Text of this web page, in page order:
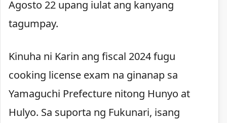
Agosto 22 upang iulat ang kanyang
tagumpay.
Kinuha ni Karin ang fiscal 2024 fugu
cooking license exam na ginanap sa
Yamaguchi Prefecture nitong Hunyo at
Hulyo. Sa suporta ng Fukunari, isang